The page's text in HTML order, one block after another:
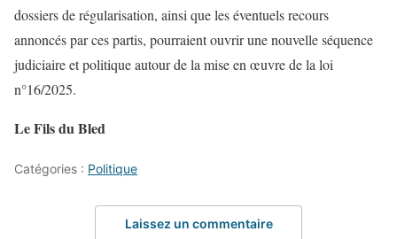
dossiers de régularisation, ainsi que les éventuels recours
annoncés par ces partis, pourraient ouvrir une nouvelle séquence
judiciaire et politique autour de la mise en œuvre de la loi
n°16/2025.
Le Fils du Bled
Catégories : Politique
Laissez un commentaire